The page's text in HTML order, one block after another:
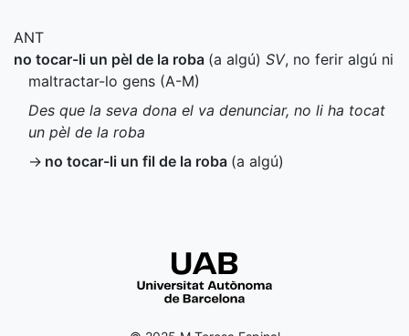
ANT
no tocar-li un pèl de la roba (a algú) SV, no ferir algú ni
maltractar-lo gens (A-M)
Des que la seva dona el va denunciar, no li ha tocat
un pèl de la roba
→ no tocar-li un fil de la roba (a algú)